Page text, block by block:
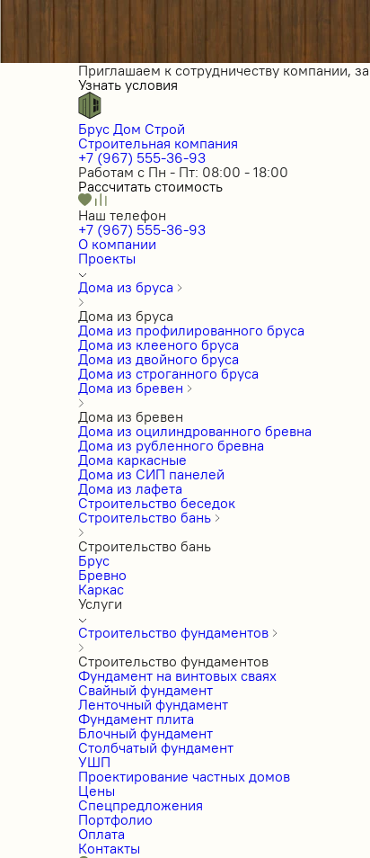
Приглашаем к сотрудничеству компании,
Узнать условия
Брус Дом Строй
Строительная компания
+7 (967) 555-36-93
Работам с Пн - Пт: 08:00 - 18:00
Рассчитать стоимость
Наш телефон
+7 (967) 555-36-93
О компании
Проекты
Дома из бруса
Дома из бруса
Дома из профилированного бруса
Дома из клееного бруса
Дома из двойного бруса
Дома из строганного бруса
Дома из бревен
Дома из бревен
Дома из оцилиндрованного бревна
Дома из рубленного бревна
Дома каркасные
Дома из СИП панелей
Дома из лафета
Строительство беседок
Строительство бань
Строительство бань
Брус
Бревно
Каркас
Услуги
Строительство фундаментов
Строительство фундаментов
Фундамент на винтовых сваях
Свайный фундамент
Ленточный фундамент
Фундамент плита
Блочный фундамент
Столбчатый фундамент
УШП
Проектирование частных домов
Цены
Спецпредложения
Портфолио
Оплата
Контакты